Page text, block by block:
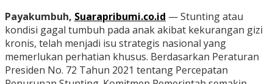
Payakumbuh, Suarapribumi.co.id — Stunting atau
kondisi gagal tumbuh pada anak akibat kekurangan gizi
kronis, telah menjadi isu strategis nasional yang
memerlukan perhatian khusus. Berdasarkan Peraturan
Presiden No. 72 Tahun 2021 tentang Percepatan